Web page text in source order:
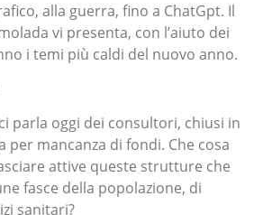
alla guerra, fino a ChatGpt. Il
vi presenta, con l’aiuto dei
i temi più caldi del nuovo anno.
parla oggi dei consultori, chiusi in
per mancanza di fondi. Che cosa
attive queste strutture che
fasce della popolazione, di
sanitari?